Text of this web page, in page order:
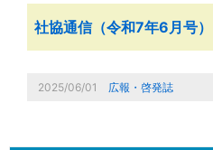
社協通信（令和7年6月号）
2025/06/01 広報・啓発誌